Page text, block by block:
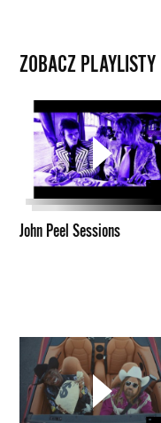
ZOBACZ PLAYLISTY
John
Peel
Sessions
John Peel Sessions
Nowe
utwory
pierwszej